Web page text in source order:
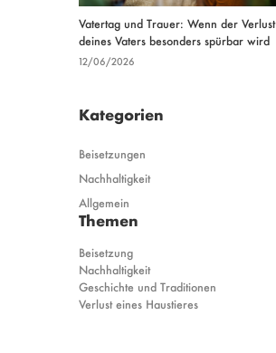
Vatertag und Trauer: Wenn der Verlust
deines Vaters besonders spürbar wird
12/06/2026
Kategorien
Beisetzungen
Nachhaltigkeit
Allgemein
Themen
Beisetzung
Nachhaltigkeit
Geschichte und Traditionen
Verlust eines Haustieres